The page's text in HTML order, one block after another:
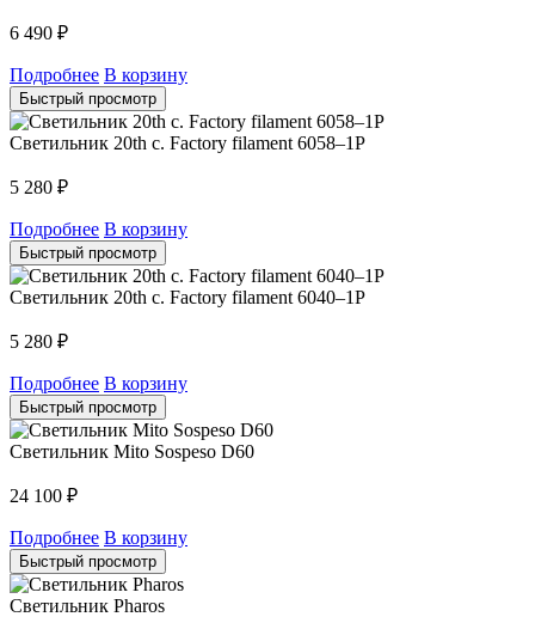
6 490 ₽
Подробнее В корзину
Быстрый просмотр
Светильник 20th c. Factory filament 6058–1P
5 280 ₽
Подробнее В корзину
Быстрый просмотр
Светильник 20th c. Factory filament 6040–1P
5 280 ₽
Подробнее В корзину
Быстрый просмотр
Светильник Mito Sospeso D60
24 100 ₽
Подробнее В корзину
Быстрый просмотр
Светильник Pharos